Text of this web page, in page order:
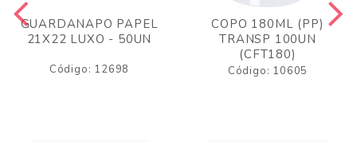
GUARDANAPO PAPEL
21X22 LUXO - 50UN
Código: 12698
COPO 180ML (PP)
TRANSP 100UN
(CFT180)
Código: 10605